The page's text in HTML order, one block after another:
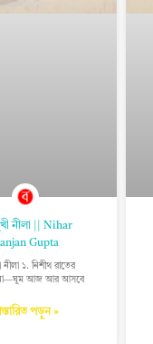
নীলা || Nihar
Gupta
নীলা ১. নিশীথ রাতের
আজ আর আসবে
পড়ুন »